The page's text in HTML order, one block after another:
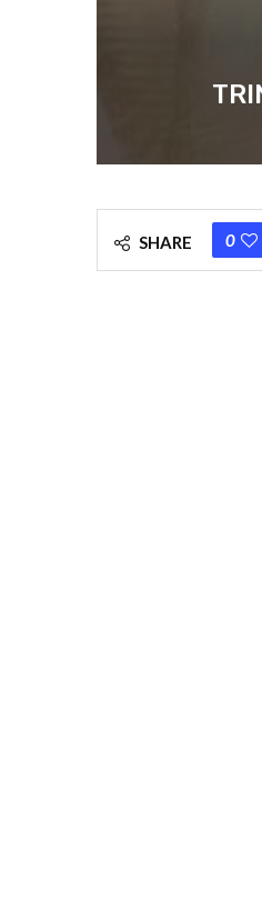
SHARE 0